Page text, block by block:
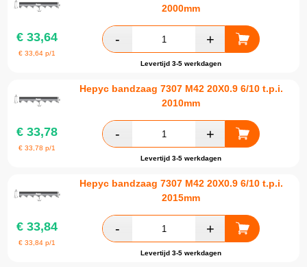
2000mm
€ 33,64
€33,64 p/1
Levertijd 3-5 werkdagen
Hepyc bandzaag 7307 M42 20X0.9 6/10 t.p.i.
2010mm
€ 33,78
€33,78 p/1
Levertijd 3-5 werkdagen
Hepyc bandzaag 7307 M42 20X0.9 6/10 t.p.i.
2015mm
€ 33,84
€33,84 p/1
Levertijd 3-5 werkdagen